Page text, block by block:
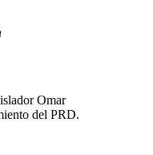
Omar
del PRD.